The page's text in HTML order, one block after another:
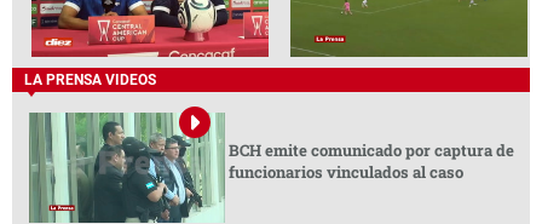
LA PRENSA VIDEOS
BCH emite comunicado por captura de
funcionarios vinculados al caso